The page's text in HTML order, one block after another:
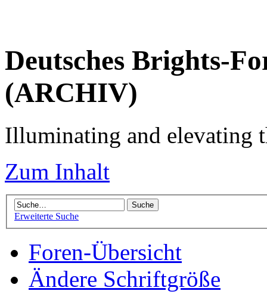
Deutsches Brights-
(ARCHIV)
Illuminating and elevating
Zum Inhalt
Erweiterte Suche
Foren-Übersicht
Ändere Schriftgröße